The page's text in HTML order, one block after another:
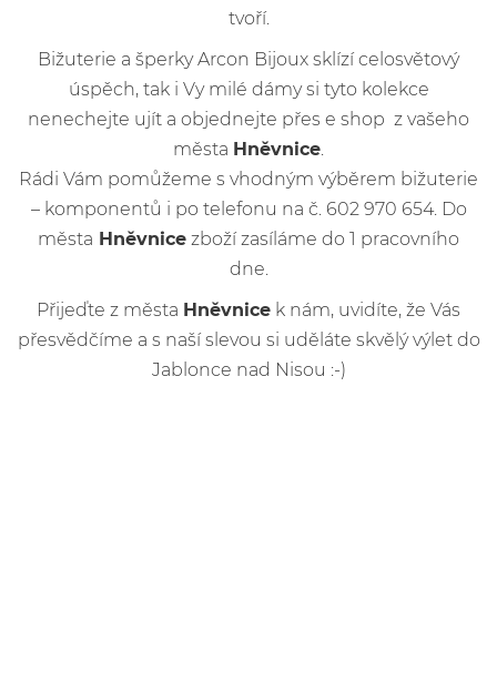
tvoří.
Bižuterie a šperky Arcon Bijoux sklízí celosvětový
úspěch, tak i Vy milé dámy si tyto kolekce
nenechejte ujít a objednejte přes e shop z vašeho
města Hněvnice
Rádi Vám pomůžeme s vhodným výběrem bižuterie
– komponentů i po telefonu na č. 602 970 654. Do
města Hněvnice zboží zasíláme do 1 pracovního
dne.
Přijeďte z města Hněvnice k nám, uvidíte, že Vás
přesvědčíme a s naší slevou si uděláte skvělý výlet do
Jablonce nad Nisou :-)